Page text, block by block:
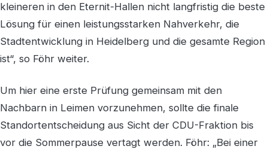
kleineren in den Eternit-Hallen nicht langfristig die beste
Lösung für einen leistungsstarken Nahverkehr, die
Stadtentwicklung in Heidelberg und die gesamte Region
ist“, so Föhr weiter.
Um hier eine erste Prüfung gemeinsam mit den
Nachbarn in Leimen vorzunehmen, sollte die finale
Standortentscheidung aus Sicht der CDU-Fraktion bis
vor die Sommerpause vertagt werden. Föhr: „Bei einer